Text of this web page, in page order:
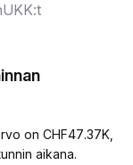
UKK:t
on CHF47.37K,
aikana.